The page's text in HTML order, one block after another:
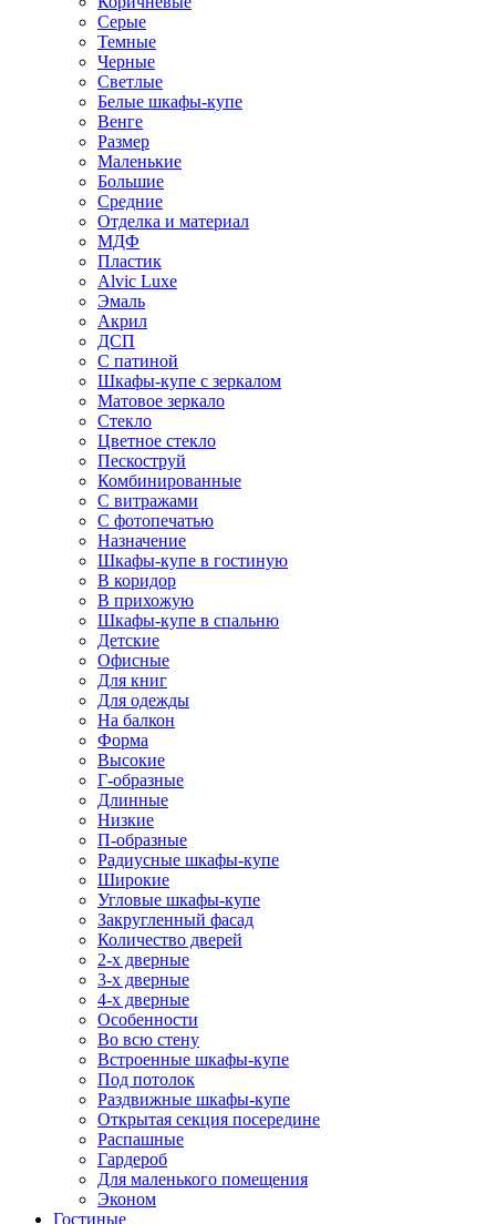
Серые
Темные
Черные
Светлые
Белые шкафы-купе
Венге
Размер
Маленькие
Большие
Средние
Отделка и материал
МДФ
Пластик
Alvic Luxe
Эмаль
Акрил
ДСП
С патиной
Шкафы-купе с зеркалом
Матовое зеркало
Стекло
Цветное стекло
Пескоструй
Комбинированные
С витражами
С фотопечатью
Назначение
Шкафы-купе в гостиную
В коридор
В прихожую
Шкафы-купе в спальню
Детские
Офисные
Для книг
Для одежды
На балкон
Форма
Высокие
Г-образные
Длинные
Низкие
П-образные
Радиусные шкафы-купе
Широкие
Угловые шкафы-купе
Закругленный фасад
Количество дверей
2-х дверные
3-х дверные
4-х дверные
Особенности
Во всю стену
Встроенные шкафы-купе
Под потолок
Раздвижные шкафы-купе
Открытая секция посередине
Распашные
Гардероб
Для маленького помещения
Эконом
Гостиные